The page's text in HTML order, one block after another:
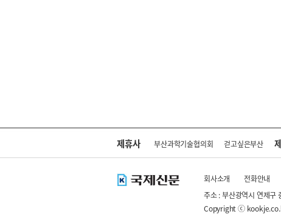
제휴사 부산과학기술협의회 걷고싶은부산
회사소개 전화안내
주소 : 부산광역시 연제구
Copyright ⓒ